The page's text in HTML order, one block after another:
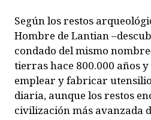
Según los restos
Hombre de Lantian
condado del mismo
tierras hace 800.000 años
emplear y fabricar
diaria, aunque los restos
civilización más avanzada